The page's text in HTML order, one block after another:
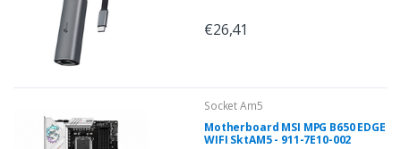
€26,41
Socket Am5
Motherboard MSI MPG B650 EDGE
WIFI SktAM5 - 911-7E10-002